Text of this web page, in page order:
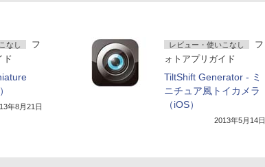
なし
フ
ド
年8月21日
レビュー・使いこなし
フ
ォトアプリガイド
TiltShift Generator - ミ
ニチュア風トイカメラ
（iOS）
2013年5月14日